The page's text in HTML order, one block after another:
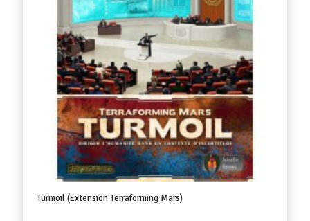
Turmoil (Extension Terraforming Mars)